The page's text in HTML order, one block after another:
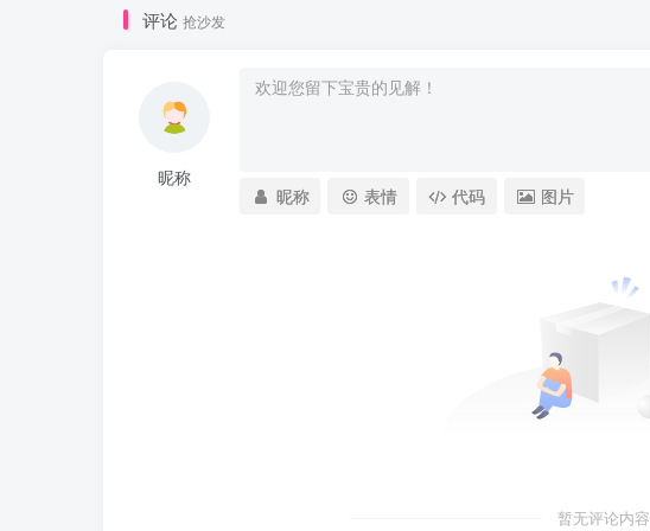
评论 抢沙发
昵称
昵称 表情 代码 图片
暂无评论内容